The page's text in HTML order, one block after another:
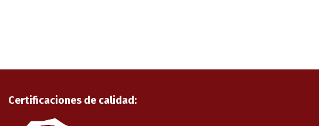
Certificaciones de calidad: